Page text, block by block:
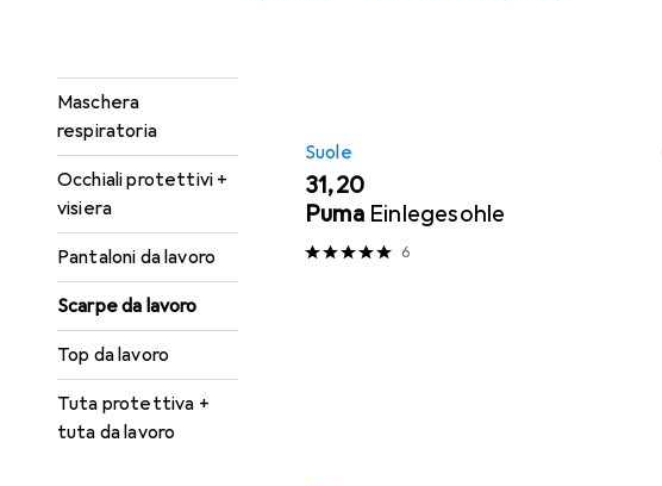
Maschera
respiratoria
Occhiali protettivi +
visiera
Pantaloni da lavoro
Scarpe da lavoro
Top da lavoro
Tuta protettiva +
tuta da lavoro
Suole
EUR
31,20
Puma Einlegesohle
6